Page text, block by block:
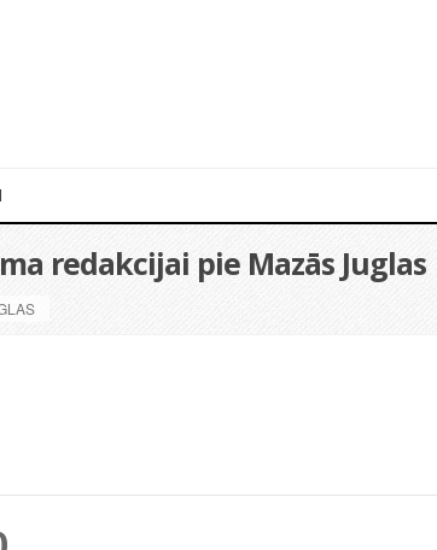
redakcijai pie Mazās Juglas